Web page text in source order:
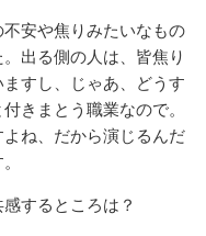
安や焦りみたいなもの
出る側の人は、皆焦り
すし、じゃあ、どうす
きまとう職業なので。
ね、だから演じるんだ
するところは？